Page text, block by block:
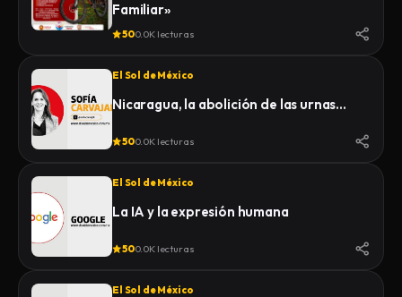
Familiar»
500.0K lecturas
El Sol de México
Nicaragua, la abolición de las urnas…
500.0K lecturas
El Sol de México
La IA y la expresión humana
500.0K lecturas
El Sol de México